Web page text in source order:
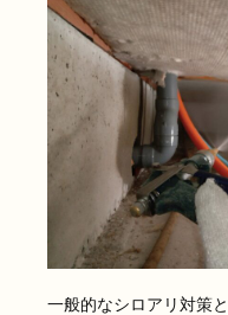
一般的なシロアリ対策